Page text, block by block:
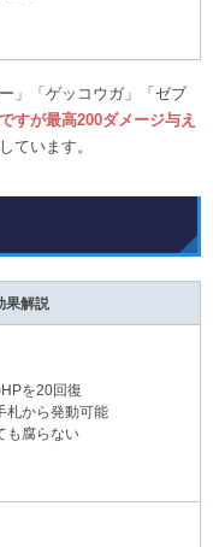
」「ゲッコウガ」「ゼブ
すが最高200ダメージ与え
ています。
果解説
を20回復
札から発動可能
も腐らない